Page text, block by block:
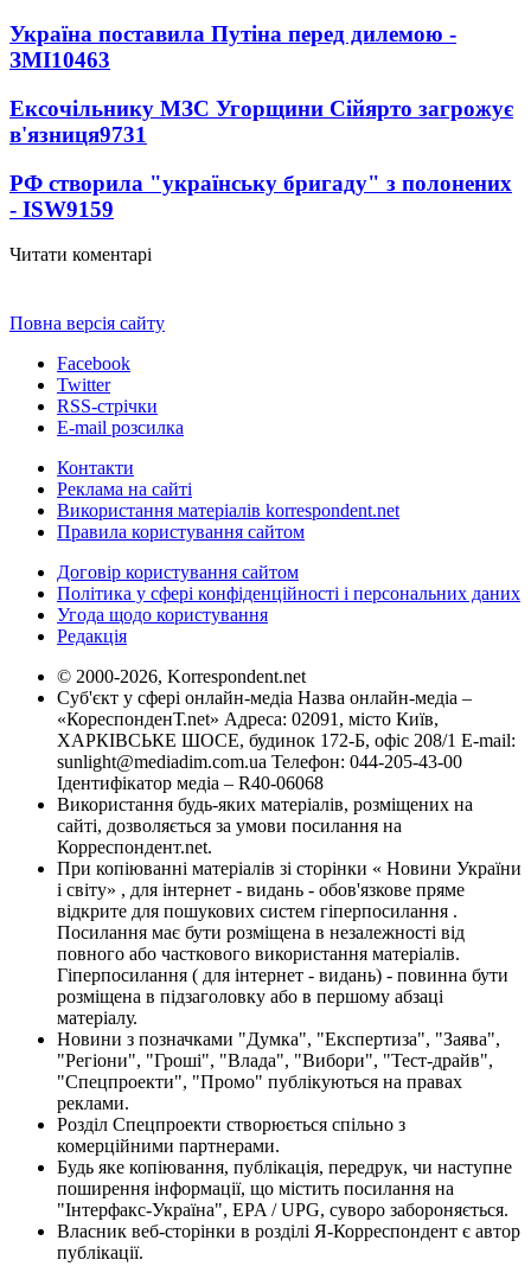
Україна поставила Путіна перед дилемою -
ЗМІ10463
Ексочільнику МЗС Угорщини Сійярто загрожує
в'язниця9731
РФ створила "українську бригаду" з полонених
- ISW9159
Читати коментарі
Повна версія сайту
Facebook
Twitter
RSS-стрічки
E-mail розсилка
Контакти
Реклама на сайті
Використання матеріалів korrespondent.net
Правила користування сайтом
Договір користування сайтом
Політика у сфері конфіденційності і персональних даних
Угода щодо користування
Редакція
© 2000-2026, Korrespondent.net
Суб'єкт у сфері онлайн-медіа Назва онлайн-медіа –
«КореспонденТ.net» Адреса: 02091, місто Київ,
ХАРКІВСЬКЕ ШОСЕ, будинок 172-Б, офіс 208/1 E-mail:
sunlight@mediadim.com.ua Телефон: 044-205-43-00
Ідентифікатор медіа – R40-06068
Використання будь-яких матеріалів, розміщених на
сайті, дозволяється за умови посилання на
Корреспондент.net.
При копіюванні матеріалів зі сторінки « Новини України
і світу» , для інтернет - видань - обов'язкове пряме
відкрите для пошукових систем гіперпосилання .
Посилання має бути розміщена в незалежності від
повного або часткового використання матеріалів.
Гіперпосилання ( для інтернет - видань) - повинна бути
розміщена в підзаголовку або в першому абзаці
матеріалу.
Новини з позначками "Думка", "Експертиза", "Заява",
"Регіони", "Гроші", "Влада", "Вибори", "Тест-драйв",
"Спецпроекти", "Промо" публікуються на правах
реклами.
Розділ Спецпроекти створюється спільно з
комерційними партнерами.
Будь яке копіювання, публікація, передрук, чи наступне
поширення інформації, що містить посилання на
"Інтерфакс-Україна", EPA / UPG, суворо забороняється.
Власник веб-сторінки в розділі Я-Корреспондент є автор
публікації.